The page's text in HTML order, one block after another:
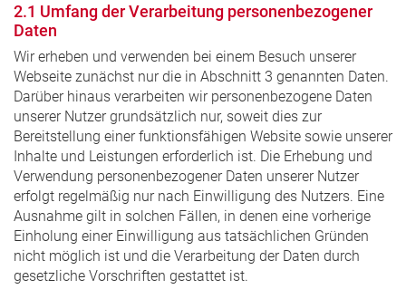
2.1 Umfang der Verarbeitung personenbezogener
Daten
Wir erheben und verwenden bei einem Besuch unserer
Webseite zunächst nur die in Abschnitt 3 genannten Daten.
Darüber hinaus verarbeiten wir personenbezogene Daten
unserer Nutzer grundsätzlich nur, soweit dies zur
Bereitstellung einer funktionsfähigen Website sowie unserer
Inhalte und Leistungen erforderlich ist. Die Erhebung und
Verwendung personenbezogener Daten unserer Nutzer
erfolgt regelmäßig nur nach Einwilligung des Nutzers. Eine
Ausnahme gilt in solchen Fällen, in denen eine vorherige
Einholung einer Einwilligung aus tatsächlichen Gründen
nicht möglich ist und die Verarbeitung der Daten durch
gesetzliche Vorschriften gestattet ist.